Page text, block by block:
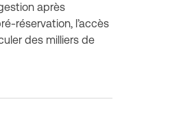
après
réservation, l’accès
des milliers de